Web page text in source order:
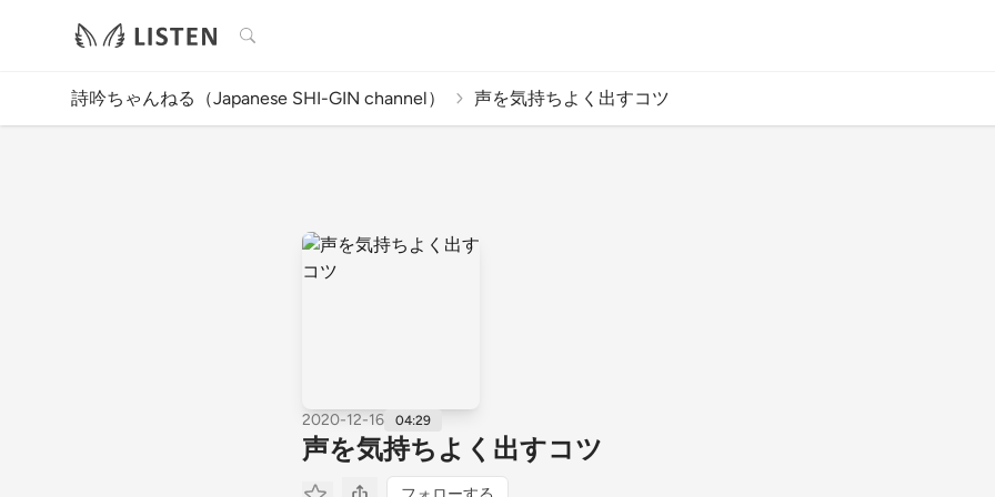
検索
詩吟ちゃんねる（Japanese SHI-GIN channel） 声を気持ちよく出すコツ
2020-12-16 04:29
声を気持ちよく出すコツ